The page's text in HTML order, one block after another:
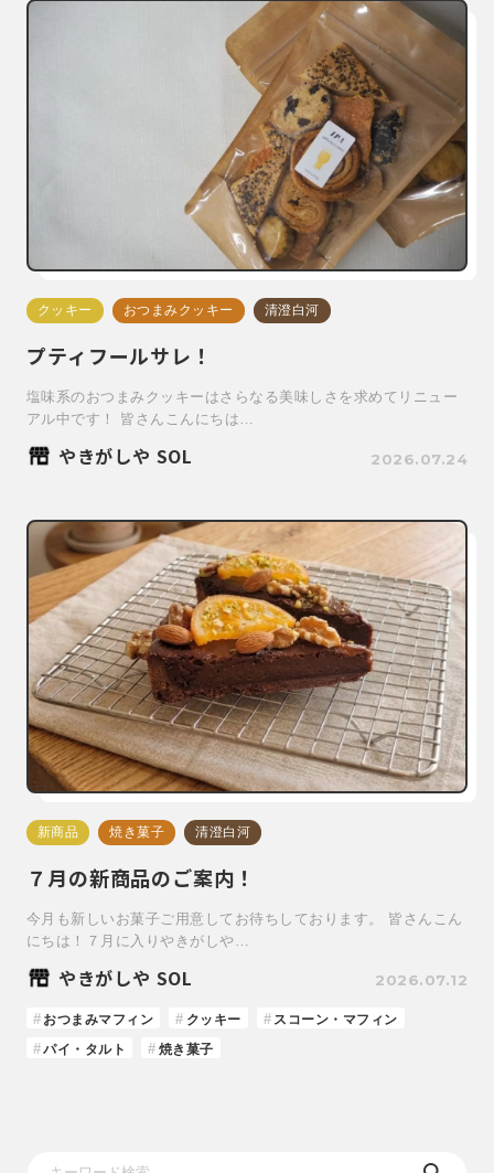
クッキー おつまみクッキー 清澄白河
プティフールサレ！
塩味系のおつまみクッキーはさらなる美味しさを求めてリニュー
アル中です！ 皆さんこんにちは…
やきがしや SOL 2026.07.24
新商品 焼き菓子 清澄白河
７月の新商品のご案内！
今月も新しいお菓子ご用意してお待ちしております。 皆さんこん
にちは！７月に入りやきがしや…
やきがしや SOL 2026.07.12
おつまみマフィン クッキー
スコーン・マフィン
パイ・タルト
焼き菓子